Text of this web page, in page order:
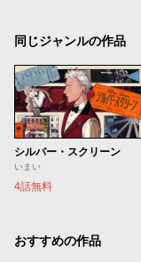
同じジャンルの作品
シルバー・スクリーン
いまい
4話無料
おすすめの作品